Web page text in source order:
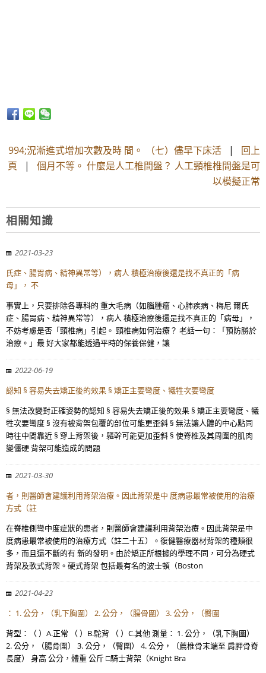
994;況漸進式增加次數及時 間。 （七）儘早下床活 | 回上
頁 | 個月不等。 什麼是人工椎間盤？ 人工頸椎椎間盤是可
以模擬正常
相關知識
2021-03-23
氏症、腸胃病、精神異常等），病人 積極治療後還是找不真正的「病
母」， 不
事實上，只要排除各專科的 重大毛病（如腦腫瘤、心肺疾病、梅尼 爾氏
症、腸胃病、精神異常等），病人 積極治療後還是找不真正的「病母」，
不妨考慮是否「頸椎病」引起。 頸椎病如何治療？ 老話一句：「預防勝於
治療。」最 好大家都能透過平時的保養保健，讓
2022-06-19
認知 § 容易失去矯正後的效果 § 矯正主要彎度、犧牲次要彎度
§ 無法改變對正確姿勢的認知 § 容易失去矯正後的效果 § 矯正主要彎度、犧
牲次要彎度 § 沒有被背架包覆的部位可能更歪斜 § 無法讓人體的中心點同
時往中間靠近 § 穿上背架後，軀幹可能更加歪斜 § 使脊椎及其周圍的肌肉
變僵硬 背架可能造成的問題
2021-03-30
者，則醫師會建議利用背架治療。因此背架是中 度病患最常被使用的治療
方式（註
在脊椎側彎中度症狀的患者，則醫師會建議利用背架治療。因此背架是中
度病患最常被使用的治療方式（註二十五）。復健醫療器材背架的種類很
多，而且還不斷的有 新的發明。由於矯正所根據的學理不同，可分為硬式
背架及軟式背架。硬式背架 包括最有名的波士頓（Boston
2021-04-23
： 1. 公分，（乳下胸圍） 2. 公分，（腸骨圍） 3. 公分，（臀圍
背型：（ ）A.正常 （ ）B.駝背 （ ）C.其他 測量： 1. 公分，（乳下胸圍）
2. 公分，（腸骨圍） 3. 公分，（臀圍） 4. 公分，（薦椎骨末端至 肩胛骨脊
長度） 身高 公分，體重 公斤 □騎士背架（Knight Bra